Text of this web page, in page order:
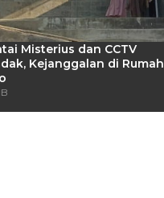
Misterius dan CCTV
Kejanggalan di Rumah